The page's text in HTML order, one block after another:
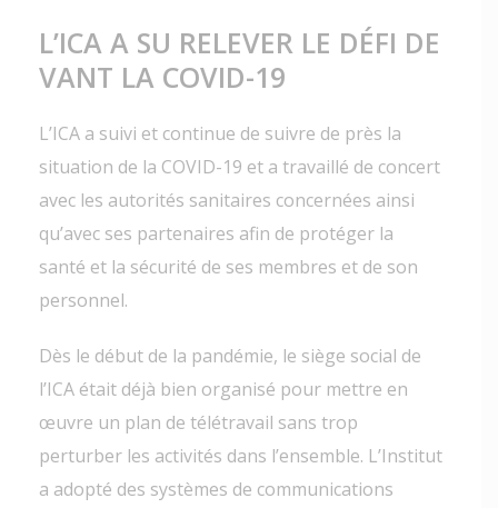
L’ICA A SU RELEVER LE DÉFI DE
VANT LA COVID-19
L’ICA a suivi et continue de suivre de près la
situation de la COVID-19 et a travaillé de concert
avec les autorités sanitaires concernées ainsi
qu’avec ses partenaires afin de protéger la
santé et la sécurité de ses membres et de son
personnel.
Dès le début de la pandémie, le siège social de
l’ICA était déjà bien organisé pour mettre en
œuvre un plan de télétravail sans trop
perturber les activités dans l’ensemble. L’Institut
a adopté des systèmes de communications